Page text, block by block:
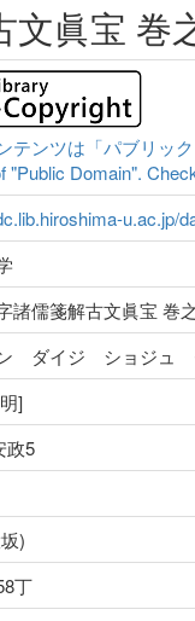
文眞宝 巻
テンツは「パブリッ
"Public Domain".
u.ac.jp/
諸儒箋解古文眞宝 巻
ダイジ ショジュ
]
政5
)
丁